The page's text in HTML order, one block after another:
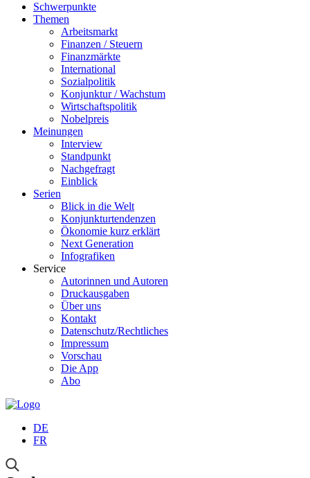
Schwerpunkte
Themen
Arbeitsmarkt
Finanzen / Steuern
Finanzmärkte
International
Sozialpolitik
Konjunktur / Wachstum
Wirtschaftspolitik
Nobelpreis
Meinungen
Interview
Standpunkt
Nachgefragt
Einblick
Serien
Blick in die Welt
Konjunkturtendenzen
Ökonomie kurz erklärt
Next Generation
Infografiken
Service
Autorinnen und Autoren
Druckausgaben
Über uns
Kontakt
Datenschutz/Rechtliches
Impressum
Vorschau
Die App
Abo
DE
FR